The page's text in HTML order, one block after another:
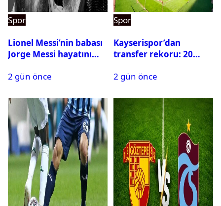
Spor
Lionel Messi’nin babası
Jorge Messi hayatını
2 gün önce
Spor
Kayserispor’dan
transfer rekoru: 20
2 gün önce